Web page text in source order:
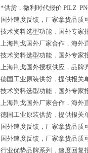
*供货，微利时代报价 PILZ
国外速度反馈，厂家拿货品质
技术资料选型功能，国外专家
上海荆戈国外厂家合作，海外
技术资料选型功能，国外专家
上海荆戈国外授权供应，品牌
德国工业原装供货，提供报关
技术资料选型功能，国外专家
上海荆戈国外厂家合作，海外
德国工业原装供货，提供报关
国外速度反馈，厂家拿货品质
国外速度反馈，厂家拿货品质
行业优势品牌系列，速度回复